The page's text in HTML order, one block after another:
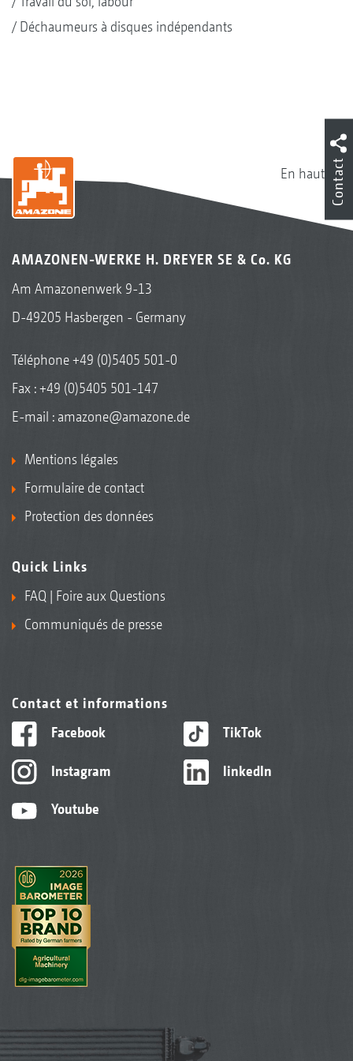
Déchaumeurs à disques indépendants
En haut
AMAZONEN-WERKE H. DREYER SE & Co. KG
Am Amazonenwerk 9-13
D-49205 Hasbergen - Germany
Téléphone+49 (0)5405 501-0
Fax : +49 (0)5405 501-147
E-mail : amazone@amazone.de
Mentions légales
Formulaire de contact
Protection des données
Quick Links
FAQ | Foire aux Questions
Communiqués de presse
Contact et informations
Facebook
Instagram
Youtube
TikTok
linkedIn
Contact